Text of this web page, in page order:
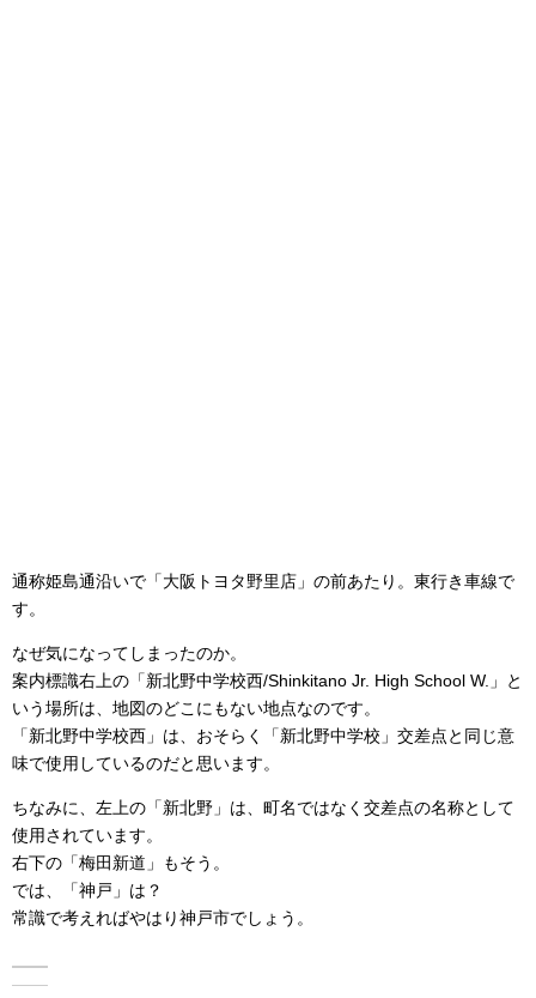
通称姫島通沿いで「大阪トヨタ野里店」の前あたり。東行き車線で
す。
なぜ気になってしまったのか。
案内標識右上の「新北野中学校西/Shinkitano Jr. High School W.」と
いう場所は、地図のどこにもない地点なのです。
「新北野中学校西」は、おそらく「新北野中学校」交差点と同じ意
味で使用しているのだと思います。
ちなみに、左上の「新北野」は、町名ではなく交差点の名称として
使用されています。
右下の「梅田新道」もそう。
では、「神戸」は？
常識で考えればやはり神戸市でしょう。